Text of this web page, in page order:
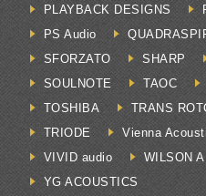
PLAYBACK DESIGNS
PS Audio
SFORZATO
SHARP
SOULNOTE
TAOC
TOSHIBA
TRANS
TRIODE
Vienna
VIVID audio
WILSON
YG ACOUSTICS